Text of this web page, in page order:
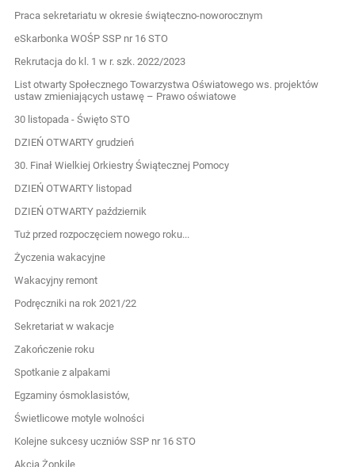
Praca sekretariatu w okresie świąteczno-noworocznym
eSkarbonka WOŚP SSP nr 16 STO
Rekrutacja do kl. 1 w r. szk. 2022/2023
List otwarty Społecznego Towarzystwa Oświatowego ws. projektów
ustaw zmieniających ustawę – Prawo oświatowe
30 listopada - Święto STO
DZIEŃ OTWARTY grudzień
30. Finał Wielkiej Orkiestry Świątecznej Pomocy
DZIEŃ OTWARTY listopad
DZIEŃ OTWARTY październik
Tuż przed rozpoczęciem nowego roku...
Życzenia wakacyjne
Wakacyjny remont
Podręczniki na rok 2021/22
Sekretariat w wakacje
Zakończenie roku
Spotkanie z alpakami
Egzaminy ósmoklasistów,
Świetlicowe motyle wolności
Kolejne sukcesy uczniów SSP nr 16 STO
Akcja Żonkile